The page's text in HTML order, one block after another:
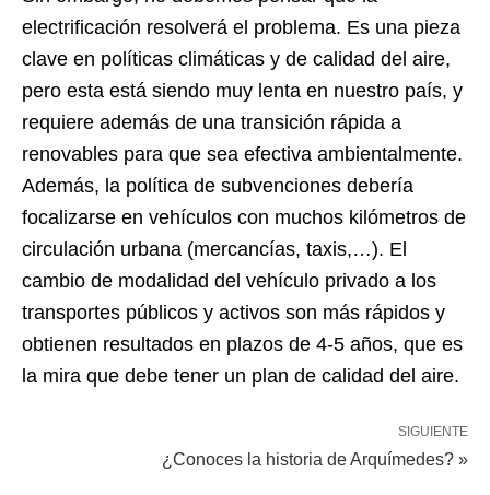
electrificación resolverá el problema. Es una pieza
clave en políticas climáticas y de calidad del aire,
pero esta está siendo muy lenta en nuestro país, y
requiere además de una transición rápida a
renovables para que sea efectiva ambientalmente.
Además, la política de subvenciones debería
focalizarse en vehículos con muchos kilómetros de
circulación urbana (mercancías, taxis,…). El
cambio de modalidad del vehículo privado a los
transportes públicos y activos son más rápidos y
obtienen resultados en plazos de 4-5 años, que es
la mira que debe tener un plan de calidad del aire.
SIGUIENTE
¿Conoces la historia de Arquímedes? »